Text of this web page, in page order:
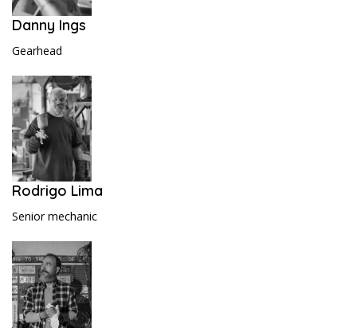
Danny Ings
Gearhead
Rodrigo Lima
Senior mechanic